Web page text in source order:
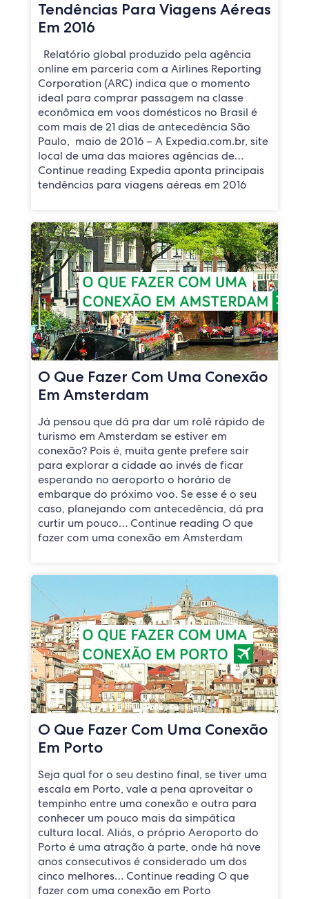
Tendências Para Viagens Aéreas
Em 2016
Relatório global produzido pela agência
online em parceria com a Airlines Reporting
Corporation (ARC) indica que o momento
ideal para comprar passagem na classe
econômica em voos domésticos no Brasil é
com mais de 21 dias de antecedência São
Paulo, maio de 2016 – A Expedia.com.br, site
local de uma das maiores agências de…
Continue reading Expedia aponta principais
tendências para viagens aéreas em 2016
O Que Fazer Com Uma Conexão
Em Amsterdam
Já pensou que dá pra dar um rolê rápido de
turismo em Amsterdam se estiver em
conexão? Pois é, muita gente prefere sair
para explorar a cidade ao invés de ficar
esperando no aeroporto o horário de
embarque do próximo voo. Se esse é o seu
caso, planejando com antecedência, dá pra
curtir um pouco… Continue reading O que
fazer com uma conexão em Amsterdam
O Que Fazer Com Uma Conexão
Em Porto
Seja qual for o seu destino final, se tiver uma
escala em Porto, vale a pena aproveitar o
tempinho entre uma conexão e outra para
conhecer um pouco mais da simpática
cultura local. Aliás, o próprio Aeroporto do
Porto é uma atração à parte, onde há nove
anos consecutivos é considerado um dos
cinco melhores… Continue reading O que
fazer com uma conexão em Porto